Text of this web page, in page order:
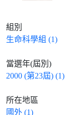
組別
生命科學組 (1)
當選年(屆別)
2000 (第23屆) (1)
所在地區
國外 (1)